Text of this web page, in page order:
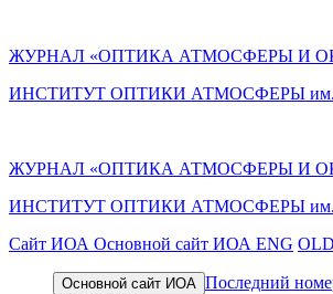
ЖУРНАЛ «ОПТИКА АТМОСФЕРЫ И
ИНСТИТУТ ОПТИКИ АТМОСФЕРЫ им.
ЖУРНАЛ «ОПТИКА АТМОСФЕРЫ И
ИНСТИТУТ ОПТИКИ АТМОСФЕРЫ им.
Cайт ИОА Основной сайт ИОА ENG OLD
Основной сайт ИОА Последний